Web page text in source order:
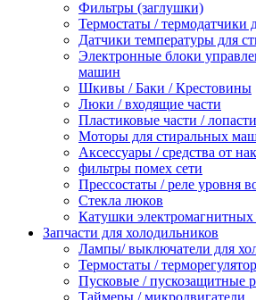
Фильтры (заглушки)
Термостаты / термодатчики
Датчики температуры для
Электронные блоки
машин
Шкивы / Баки / Крестовины
Люки / входящие части
Пластиковые части /
Моторы для стиральных
Аксессуары / средства от
фильтры помех сети
Прессостаты / реле уровня
Стекла люков
Катушки электромагнитных
Запчасти для холодильников
Лампы/ выключатели для
Термостаты /
Пусковые / пускозащитные